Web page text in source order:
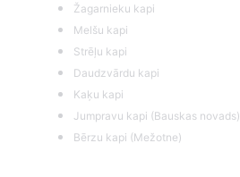
Žagarnieku kapi
Melšu kapi
Strēļu kapi
Daudzvārdu kapi
Kaķu kapi
Jumpravu kapi (Bauskas novads)
Bērzu kapi (Mežotne)